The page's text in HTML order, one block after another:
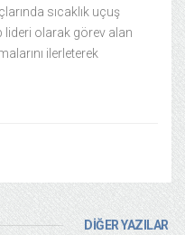
sıcaklık uçuş
lideri olarak görev alan
ilerleterek
DİĞER YAZILAR